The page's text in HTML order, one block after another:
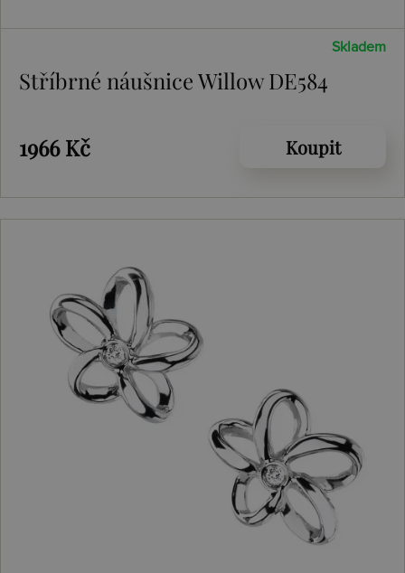
Skladem
Stříbrné náušnice Willow DE584
1966 Kč Koupit